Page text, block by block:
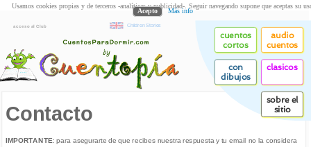
acceso al Club Children Stories
cuentos
cortos
audio
cuentos
con
dibujos
clasicos
sobre el
sitio
Contacto
IMPORTANTE: para asegurarte de que recibes nuestra respuesta y tu email no la considera
Usamos cookies propias y de terceros -analíticas y publicidad-. Seguir navegando supone que aceptas su
Acepto Más info